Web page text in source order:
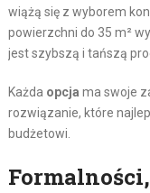
wiążą się z wyborem
powierzchni do 35 m²
jest szybszą i tańszą
Każda opcja ma swoje
rozwiązanie, które
budżetowi.